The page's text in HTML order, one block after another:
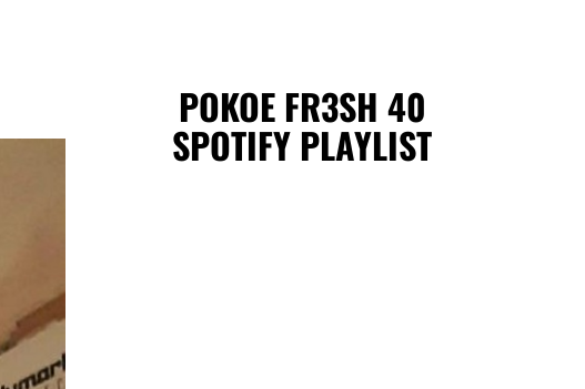
POKOE FR3SH 40
SPOTIFY PLAYLIST